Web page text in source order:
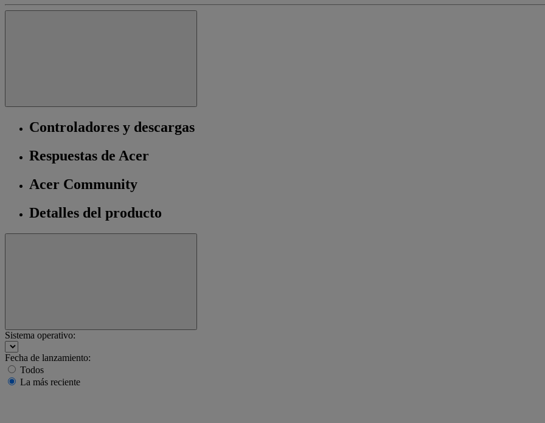
Controladores y descargas
Respuestas de Acer
Acer Community
Detalles del producto
Sistema operativo:
Fecha de lanzamiento:
Todos
La más reciente